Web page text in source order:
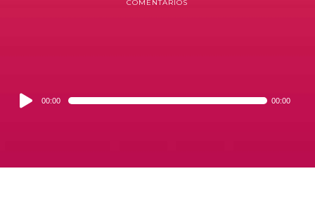
COMENTARIOS
Audio00:00 00:00